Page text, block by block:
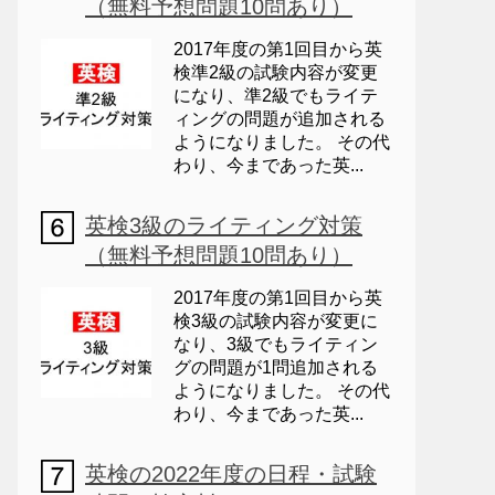
（無料予想問題10問あり）
2017年度の第1回目から英
検準2級の試験内容が変更
になり、準2級でもライテ
ィングの問題が追加される
ようになりました。 その代
わり、今まであった英...
英検3級のライティング対策
（無料予想問題10問あり）
2017年度の第1回目から英
検3級の試験内容が変更に
なり、3級でもライティン
グの問題が1問追加される
ようになりました。 その代
わり、今まであった英...
英検の2022年度の日程・試験